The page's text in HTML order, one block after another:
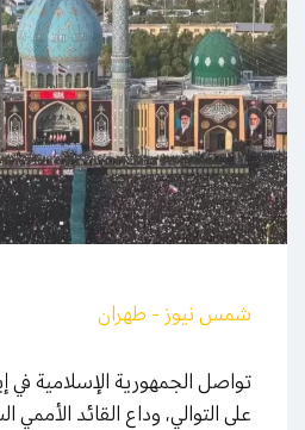
شمس نيوز - طهران
تواصل الجمهورية الإسلامية في
على التوالي، وداع القائد الأممي